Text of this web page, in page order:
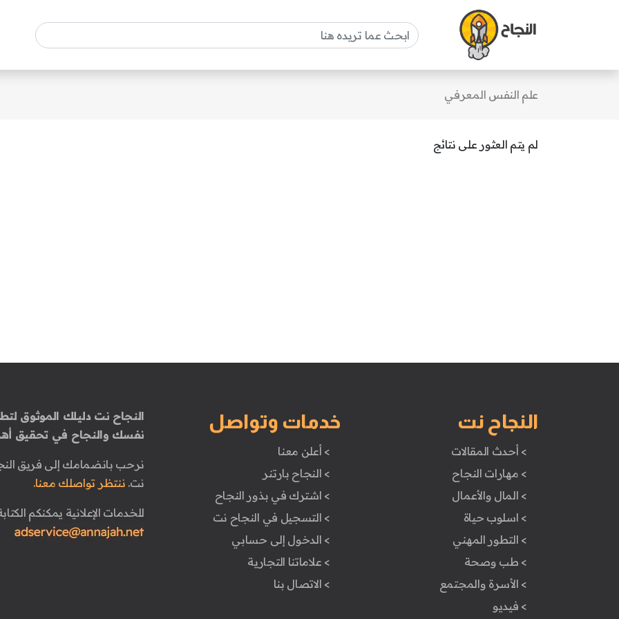
علم النفس المعرفي
لم يتم العثور على نتائج
النجاح نت
> أحدث المقالات
> مهارات النجاح
> المال والأعمال
> اسلوب حياة
> التطور المهني
> طب وصحة
> الأسرة والمجتمع
> فيديو
خدمات وتواصل
> أعلن معنا
> النجاح بارتنر
> اشترك في بذور النجاح
> التسجيل في النجاح نت
> الدخول إلى حسابي
> علاماتنا التجارية
> الاتصال بنا
النجاح نت دليلك الموثوق
نفسك والنجاح في تحقيق
نرحب بانضمامك إلى فريق
نت. ننتظر تواصلك معنا.
للخدمات الإعلانية يمكنكم